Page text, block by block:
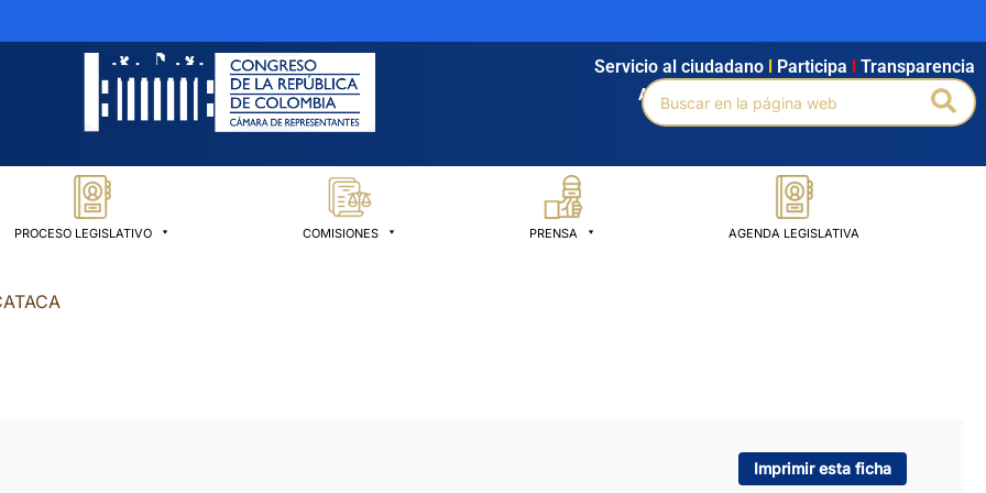
Agendamiento Intranet Búsqueda avanzada
Servicio al ciudadano Participa Transparencia
Buscar
por:
PROCESO LEGISLATIVO COMISIONES PRENSA AGENDA LEGISLATIVA
Imprimir esta ficha